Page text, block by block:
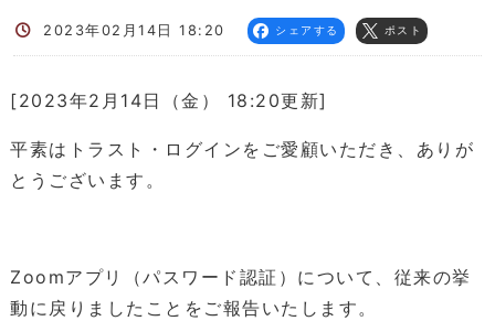
2023年02月14日 18:20 シェアする ポスト
[2023年2月14日（金） 18:20更新]
平素はトラスト・ログインをご愛顧いただき、ありが
とうございます。
Zoomアプリ（パスワード認証）について、従来の挙
動に戻りましたことをご報告いたします。